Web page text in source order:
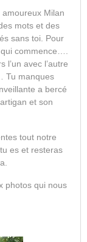
Milan
mots et des
sans toi. Pour
commence….
l’un avec l’autre
Tu manques
a bercé
et son
tout notre
es et resteras
photos qui nous